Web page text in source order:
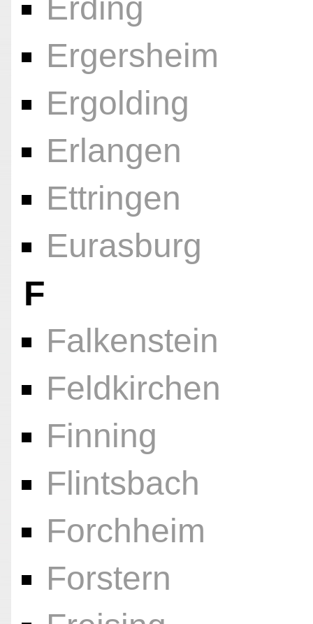
Erding
Ergersheim
Ergolding
Erlangen
Ettringen
Eurasburg
F
Falkenstein
Feldkirchen
Finning
Flintsbach
Forchheim
Forstern